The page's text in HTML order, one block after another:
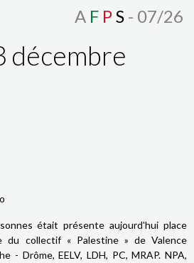
A F PS - 07/26
décembre
était présente aujourd'hui place
du collectif « Palestine » de Valence
- Drôme, EELV, LDH, PC, MRAP. NPA,